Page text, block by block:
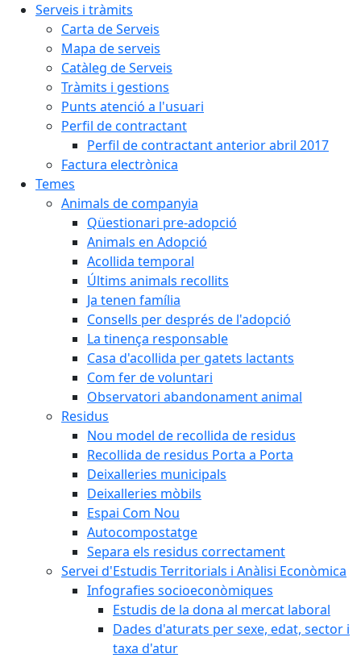
Serveis i tràmits
Carta de Serveis
Mapa de serveis
Catàleg de Serveis
Tràmits i gestions
Punts atenció a l'usuari
Perfil de contractant
Perfil de contractant anterior abril 2017
Factura electrònica
Temes
Animals de companyia
Qüestionari pre-adopció
Animals en Adopció
Acollida temporal
Últims animals recollits
Ja tenen família
Consells per després de l'adopció
La tinença responsable
Casa d'acollida per gatets lactants
Com fer de voluntari
Observatori abandonament animal
Residus
Nou model de recollida de residus
Recollida de residus Porta a Porta
Deixalleries municipals
Deixalleries mòbils
Espai Com Nou
Autocompostatge
Separa els residus correctament
Servei d'Estudis Territorials i Anàlisi Econòmica
Infografies socioeconòmiques
Estudis de la dona al mercat laboral
Dades d'aturats per sexe, edat, sector i
taxa d'atur